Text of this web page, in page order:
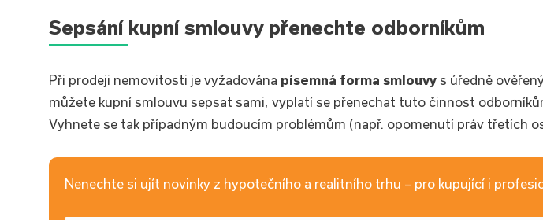
Sepsání kupní smlouvy přenechte odborníkům
Při prodeji nemovitosti je vyžadována písemná forma smlouvy s úředně
můžete kupní smlouvu sepsat sami, vyplatí se přenechat tuto činnost
Vyhnete se tak případným budoucím problémům (např. opomenutí práv třetích
Nenechte si ujít novinky z hypotečního a realitního trhu – pro kupující i